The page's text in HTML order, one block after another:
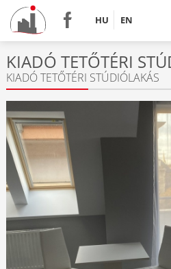
HU EN
KIADÓ TETŐTÉRI
KIADÓ TETŐTÉRI STÚDIÓLAKÁS